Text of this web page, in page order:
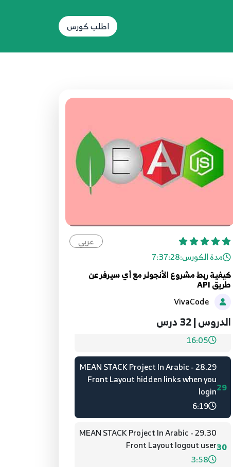
اطلب كورس
عربي
مدة الكورس:7:37:28
كيفية ربط مشروع الأنجولر مع أي سيرفر عن
طريق API
الدروس | 32 درس
24.MEAN STACK Project In Arabic - 23
and details page
19:59
26.MEAN STACK Project In Arabic - 25
27
27.MEAN STACK Project In Arabic - 26
font layout register validation and
redirect
6:00
28
28.MEAN STACK Project In Arabic - 27
token for user
16:05
29
29.MEAN STACK Project In Arabic - 28
Front Layout hidden links when you
login
6:19
30
30.MEAN STACK Project In Arabic - 29
Front Layout logout user
3:58